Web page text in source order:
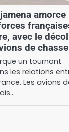
amorce
avec le
de chasse
un tournant
les relations
Les avions